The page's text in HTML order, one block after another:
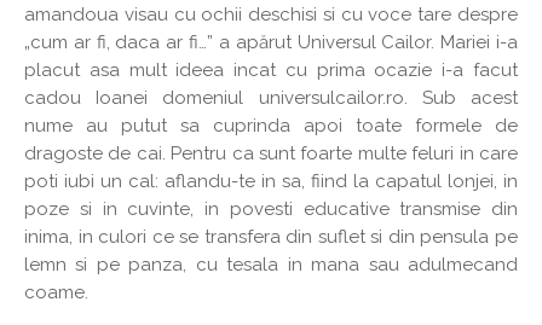
amandoua visau cu ochii deschisi si cu voce tare despre
„cum ar fi, daca ar fi…” a apărut Universul Cailor. Mariei i-a
placut asa mult ideea incat cu prima ocazie i-a facut
cadou Ioanei domeniul universulcailor.ro. Sub acest
nume au putut sa cuprinda apoi toate formele de
dragoste de cai. Pentru ca sunt foarte multe feluri in care
poti iubi un cal: aflandu-te in sa, fiind la capatul lonjei, in
poze si in cuvinte, in povesti educative transmise din
inima, in culori ce se transfera din suflet si din pensula pe
lemn si pe panza, cu tesala in mana sau adulmecand
coame.